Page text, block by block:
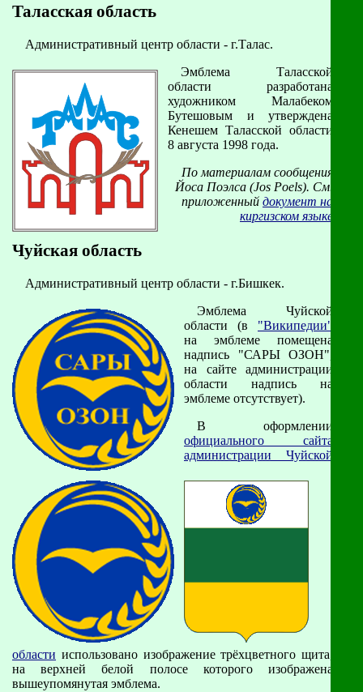
Таласская область
Административный центр области - г.Талас.
Эмблема Таласской
области разработана
художником Малабеком
Бутешовым и утверждена
Кенешем Таласской области
8 августа 1998 года.
По материалам сообщения
Йоса Поэлса (Jos Poels). См.
приложенный документ на
киргизском языке
Чуйская область
Административный центр области - г.Бишкек.
Эмблема Чуйской
области (в "Википедии"
на эмблеме помещена
надпись "САРЫ ОЗОН",
на сайте администрации
области надпись на
эмблеме отсутствует).
В оформлении
официального сайта
администрации Чуйской
области использовано изображение трёхцветного щита,
на верхней белой полосе которого изображена
вышеупомянутая эмблема.